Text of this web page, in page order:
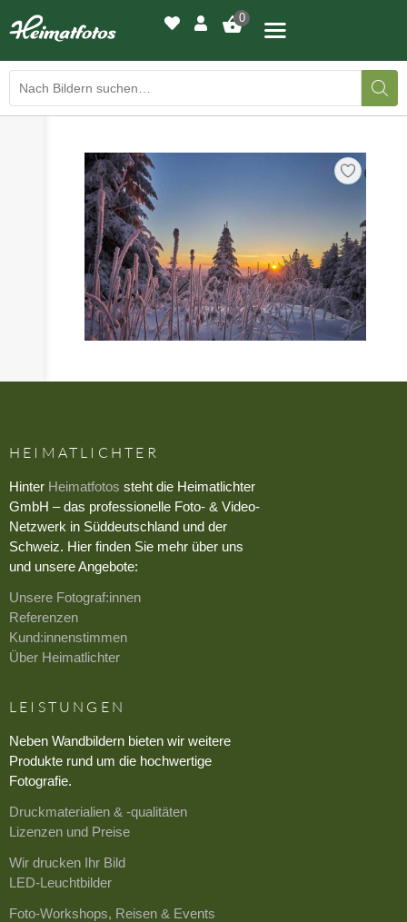
0
BILDERGALERIE
DRUCKQUALITÄTEN
LED-LEUCHTBILDER
WIR DRUCKEN IHR BILD
AUSSTELLUNGEN
HEIMATLICHTER
Hinter Heimatfotos steht die Heimatlichter
GmbH – das professionelle Foto- & Video-
Netzwerk in Süddeutschland und der
Schweiz. Hier finden Sie mehr über uns
und unsere Angebote:
Unsere Fotograf:innen
Referenzen
Kund:innenstimmen
Über Heimatlichter
LEISTUNGEN
Neben Wandbildern bieten wir weitere
Produkte rund um die hochwertige
Fotografie.
Druckmaterialien & -qualitäten
Lizenzen und Preise
Wir drucken Ihr Bild
LED-Leuchtbilder
Foto-Workshops, Reisen & Events